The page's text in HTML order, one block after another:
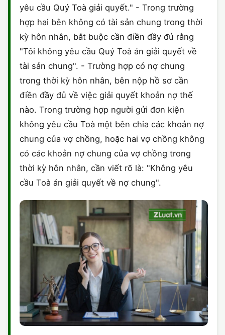
yêu cầu Quý Toà giải quyết." - Trong trường
hợp hai bên không có tài sản chung trong thời
kỳ hôn nhân, bắt buộc cần điền đầy đủ rằng
"Tôi không yêu cầu Quý Toà án giải quyết về
tài sản chung". - Trường hợp có nợ chung
trong thời kỳ hôn nhân, bên nộp hồ sơ cần
điền đầy đủ về việc giải quyết khoản nợ thế
nào. Trong trường hợp người gửi đơn kiện
không yêu cầu Toà một bên chia các khoản nợ
chung của vợ chồng, hoặc hai vợ chồng không
có các khoản nợ chung của vợ chồng trong
thời kỳ hôn nhân, cần viết rõ là: "Không yêu
cầu Toà án giải quyết về nợ chung".